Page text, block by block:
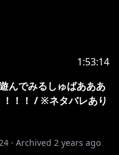
1:53:14
んでみるしゅばあああ
！！ / ※ネタバレあり
· Archived 2 years ago